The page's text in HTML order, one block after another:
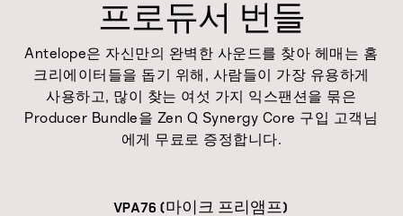
프로듀서 번들
Antelope은 자신만의 완벽한 사운드를 찾아 헤매는 홈
크리에이터들을 돕기 위해, 사람들이 가장 유용하게
사용하고, 많이 찾는 여섯 가지 익스팬션을 묶은
Producer Bundle을 Zen Q Synergy Core 구입 고객님
에게 무료로 증정합니다.
VPA76 (마이크 프리앰프)